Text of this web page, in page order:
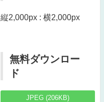
縦2,000px : 横2,000px
無料ダウンロー
ド
JPEG (206KB)